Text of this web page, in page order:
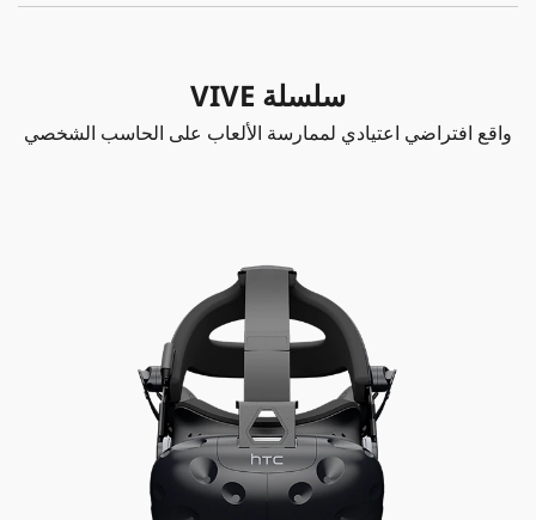
سلسلة VIVE
واقع افتراضي اعتيادي لممارسة الألعاب على الحاسب الشخصي